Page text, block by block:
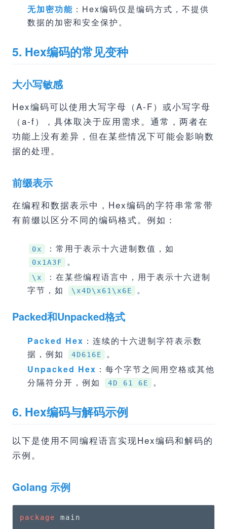
无加密功能 ：Hex编码仅是编码方式，不提供
数据的加密和安全保护。
5. Hex编码的常见变种
大小写敏感
Hex编码可以使用大写字母（A-F）或小写字母
（a-f），具体取决于应用需求。通常，两者在
功能上没有差异，但在某些情况下可能会影响数
据的处理。
前缀表示
在编程和数据表示中，Hex编码的字符串常常带
有前缀以区分不同的编码格式。例如：
0x ：常用于表示十六进制数值，如
0x1A3F 。
\x
：在某些编程语言中，用于表示十六进制
字节，如
\x4D\x61\x6E 。
Packed和Unpacked格式
Packed Hex ：连续的十六进制字符表示数
据，例如
4D616E
。
Unpacked Hex ：每个字节之间用空格或其他
分隔符分开，例如
4D 61 6E 。
6. Hex编码与解码示例
以下是使用不同编程语言实现Hex编码和解码的
示例。
Golang 示例
package main